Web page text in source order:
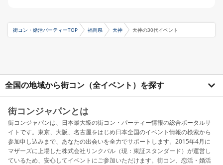
街コン・婚活パーティーTOP 福岡県 天神 天神の30代イベント
全国の地域から街コン（全イベント）を探す
街コンジャパンとは
街コンジャパンは、日本最大級の街コン・パーティー情報の総合ポータルサ
イトです。東京、大阪、名古屋をはじめ日本全国のイベント情報の検索から
参加申し込みまで、あなたの出会いを全力でサポートします。2015年4月に
マザーズに上場した株式会社リンクバル（現：東証スタンダード）が運営し
ているため、安心してイベントにご参加いただけます。街コン、恋活・婚活